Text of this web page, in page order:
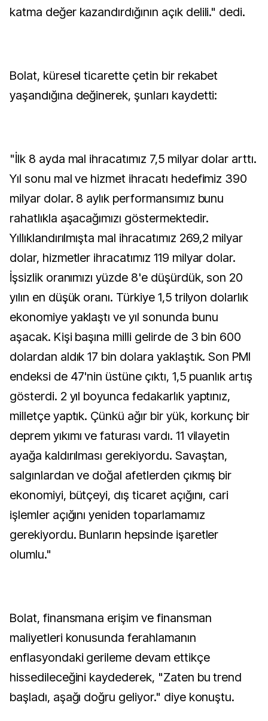
katma değer kazandırdığının açık delili." dedi.
Bolat, küresel ticarette çetin bir rekabet
yaşandığına değinerek, şunları kaydetti:
"İlk 8 ayda mal ihracatımız 7,5 milyar dolar arttı.
Yıl sonu mal ve hizmet ihracatı hedefimiz 390
milyar dolar. 8 aylık performansımız bunu
rahatlıkla aşacağımızı göstermektedir.
Yıllıklandırılmışta mal ihracatımız 269,2 milyar
dolar, hizmetler ihracatımız 119 milyar dolar.
İşsizlik oranımızı yüzde 8'e düşürdük, son 20
yılın en düşük oranı. Türkiye 1,5 trilyon dolarlık
ekonomiye yaklaştı ve yıl sonunda bunu
aşacak. Kişi başına milli gelirde de 3 bin 600
dolardan aldık 17 bin dolara yaklaştık. Son PMI
endeksi de 47'nin üstüne çıktı, 1,5 puanlık artış
gösterdi. 2 yıl boyunca fedakarlık yaptınız,
milletçe yaptık. Çünkü ağır bir yük, korkunç bir
deprem yıkımı ve faturası vardı. 11 vilayetin
ayağa kaldırılması gerekiyordu. Savaştan,
salgınlardan ve doğal afetlerden çıkmış bir
ekonomiyi, bütçeyi, dış ticaret açığını, cari
işlemler açığını yeniden toparlamamız
gerekiyordu. Bunların hepsinde işaretler
olumlu."
Bolat, finansmana erişim ve finansman
maliyetleri konusunda ferahlamanın
enflasyondaki gerileme devam ettikçe
hissedileceğini kaydederek, "Zaten bu trend
başladı, aşağı doğru geliyor." diye konuştu.